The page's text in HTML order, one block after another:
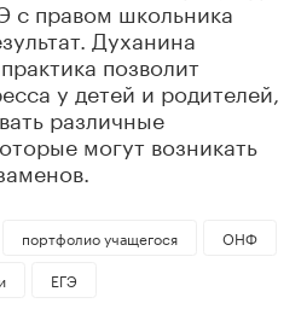
с правом школьника
Духанина
позволит
у детей и родителей,
различные
могут возникать
портфолио учащегося
ОНФ
ЕГЭ